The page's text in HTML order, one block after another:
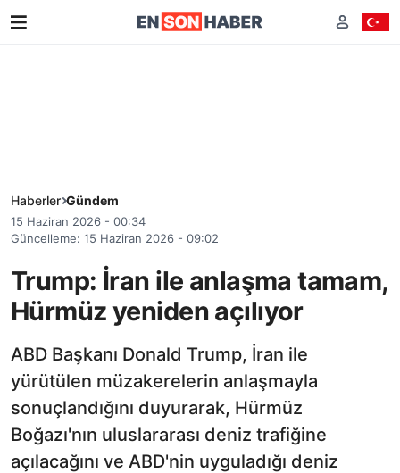
Haberler Gündem
15 Haziran 2026 - 00:34
Güncelleme: 15 Haziran 2026 - 09:02
Trump: İran ile anlaşma tamam,
Hürmüz yeniden açılıyor
ABD Başkanı Donald Trump, İran ile
yürütülen müzakerelerin anlaşmayla
sonuçlandığını duyurarak, Hürmüz
Boğazı'nın uluslararası deniz trafiğine
açılacağını ve ABD'nin uyguladığı deniz